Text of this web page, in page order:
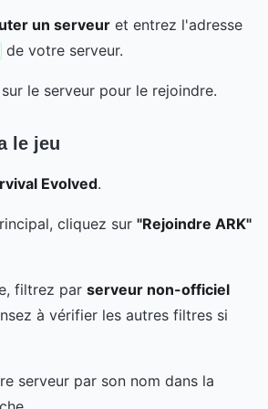
un serveur et entrez l'adresse
de votre serveur.
le serveur pour le rejoindre.
le jeu
Evolved.
cliquez sur "Rejoindre ARK"
filtrez par serveur non-officiel
à vérifier les autres filtres si
serveur par son nom dans la